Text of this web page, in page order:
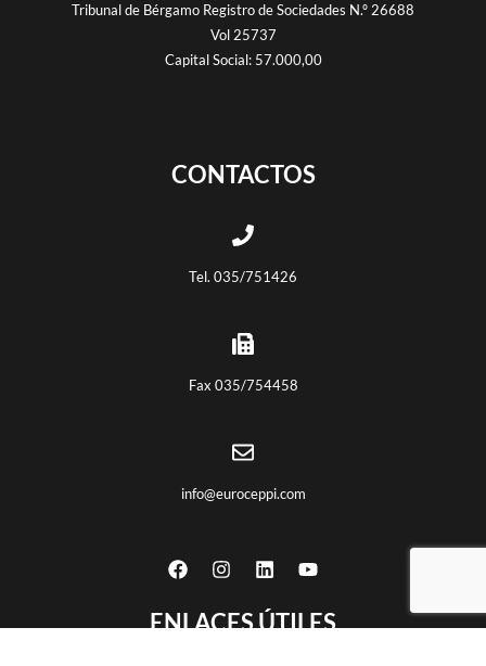
Tribunal de Bérgamo Registro de Sociedades N.º 26688
Vol 25737
Capital Social: 57.000,00
CONTACTOS
Tel. 035/751426
Fax 035/754458
info@euroceppi.com
ENLACES ÚTILES